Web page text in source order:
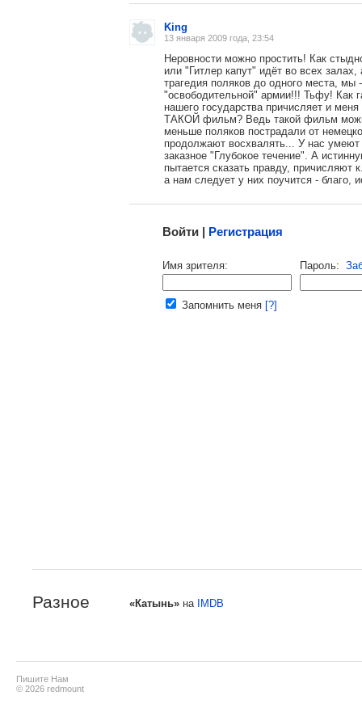
King
13 января 2009 года, 23:54
Неровности можно простить! Как
или "Гитлер капут" идёт во всех
трагедия поляков до одного места, мы
"освободительной" армии!!! Тьфу! Как
нашего государства причисляет и
ТАКОЙ фильм? Ведь такой фильм
меньше поляков пострадали от
продолжают восхвалять... У нас
заказное "Глубокое течение". А
пытается сказать правду,
а нам следует у них поучится - благо,
, поделитесь своим мнением
Малосодержательные и грубые отзывы
Войти | Регистрация
Имя зрителя: Пароль:
Запомнить меня [?]
Разное «Катынь» на IMDB
Пишите Нам
© 2026 redmount